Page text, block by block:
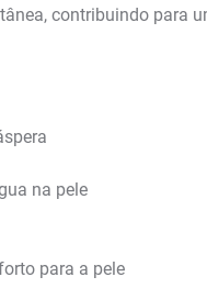
contribuindo para
na pele
para a pele